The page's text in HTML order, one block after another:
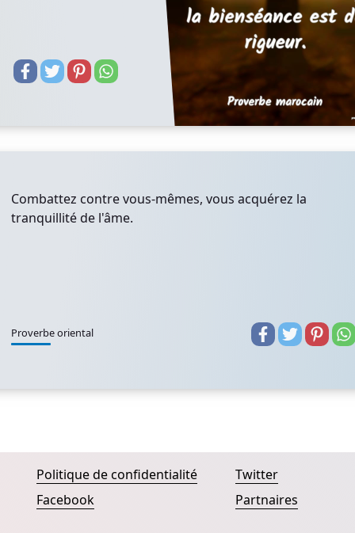
Combattez contre vous-mêmes, vous acquérez la
tranquillité de l'âme.
Proverbe oriental
Politique de confidentialité
Facebook
Twitter
Partnaires